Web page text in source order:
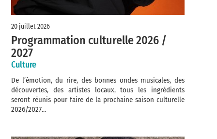
20 juillet 2026
Programmation culturelle 2026 /
2027
Culture
De l’émotion, du rire, des bonnes ondes musicales, des
découvertes, des artistes locaux, tous les ingrédients
seront réunis pour faire de la prochaine saison culturelle
2026/2027...